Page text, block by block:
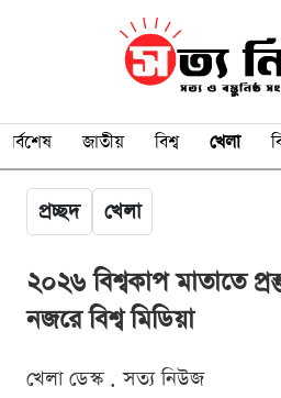
সর্বশেষ জাতীয় বিশ্ব খেলা
প্রচ্ছদ খেলা
২০২৬ বিশ্বকাপ মাতাতে
নজরে বিশ্ব মিডিয়া
খেলা ডেস্ক . সত্য নিউজ